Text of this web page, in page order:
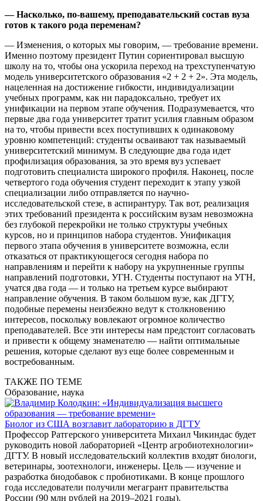
— Насколько, по-вашему, преподавательский состав вуза
готов к такого рода переменам?
— Изменения, о которых мы говорим, — требование времени.
Именно поэтому президент Путин сориентировал высшую
школу на то, чтобы она ускорила переход на трехступенчатую
модель университетского образования «2 + 2 + 2». Эта модель,
нацеленная на достижение гибкости, индивидуализации
учебных программ, как ни парадоксально, требует их
унификации на первом этапе обучения. Подразумевается, что
первые два года университет тратит усилия главным образом
на то, чтобы привести всех поступивших к одинаковому
уровню компетенций: студенты осваивают так называемый
университетский минимум. В следующие два года идет
профилизация образования, за это время вуз успевает
подготовить специалиста широкого профиля. Наконец, после
четвертого года обучения студент переходит к этапу узкой
специализации либо отправляется по научно-
исследовательской стезе, в аспирантуру. Так вот, реализация
этих требований президента к российским вузам невозможна
без глубокой перекройки не только структуры учебных
курсов, но и принципов набора студентов. Унификация
первого этапа обучения в университете возможна, если
отказаться от практикующегося сегодня набора по
направлениям и перейти к набору на укрупненные группы
направлений подготовки, УГН. Студенты поступают на УГН,
учатся два года — и только на третьем курсе выбирают
направление обучения. В таком большом вузе, как ДГТУ,
подобные перемены неизбежно ведут к столкновению
интересов, поскольку вовлекают огромное количество
преподавателей. Все эти интересы нам предстоит согласовать
и привести к общему знаменателю — найти оптимальные
решения, которые сделают вуз еще более современным и
востребованным.
ТАКЖЕ ПО ТЕМЕ
Образование, наука
Биолог из США возглавит лабораторию в ДГТУ
Профессор Ратгерского университета Михаил Чикиндас будет
руководить новой лабораторией «Центр агробиотехнологии»
ДГТУ. В новый исследовательский коллектив входят биологи,
ветеринары, зоотехнологи, инженеры. Цель — изучение и
разработка биодобавок с пробиотиками. В конце прошлого
года исследователи получили мегагрант правительства
России (90 млн рублей на 2019–2021 годы).